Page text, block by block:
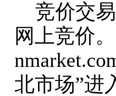
竞价交
网上竞价
北市场”进